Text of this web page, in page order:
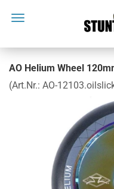
AO Helium Wheel
(Art.Nr.: AO-